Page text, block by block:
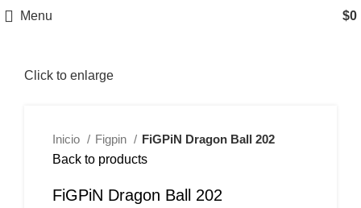
Menu $0
Click to enlarge
Inicio Figpin
FiGPiN Dragon Ball 202
Back to products
FiGPiN Dragon Ball 202